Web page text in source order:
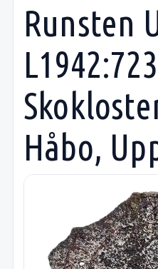
Runsten
Håbo,